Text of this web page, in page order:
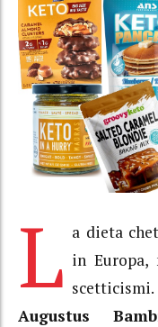
L a dieta
in Europa,
Augustus